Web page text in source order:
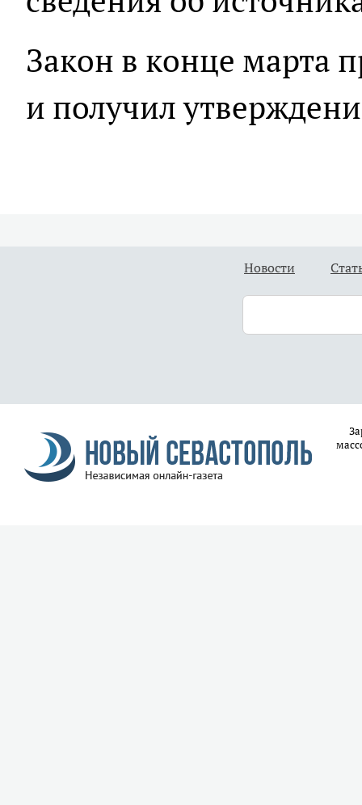
Закон в конце марта
и получил
Новости